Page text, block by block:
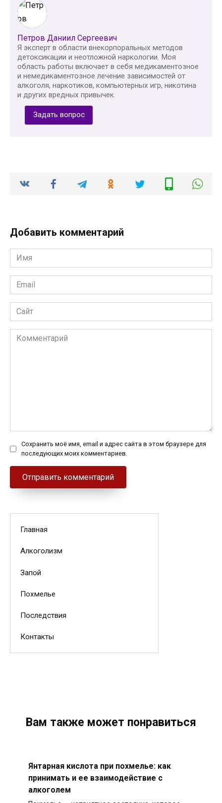
Петров Даниил Сергеевич
Я эксперт в области внекорпоральных методов
детоксикации и неотложной наркологии. Моя
область работы включает в себя медикаментозное
и немедикаментозное лечение зависимостей от
алкоголя, наркотиков, компьютерных игр, никотина
и других вредных привычек.
Задать вопрос
Добавить комментарий
Имя
*
Email
*
Сайт
Комментарий
Сохранить моё имя, email и адрес сайта в этом браузере для
последующих моих комментариев.
Главная
Алкоголизм
Запой
Похмелье
Последствия
Контакты
Вам также может понравиться
Янтарная кислота при похмелье: как
принимать и ее взаимодействие с
алкоголем